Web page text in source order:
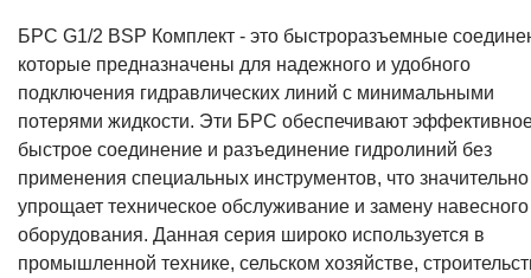
БРС G1/2 BSP Комплект - это быстроразъемные
которые предназначены для надежного и удобного
подключения гидравлических линий с минимальными
потерями жидкости. Эти БРС обеспечивают
быстрое соединение и разъединение гидролиний без
применения специальных инструментов, что значительно
упрощает техническое обслуживание и замену навесного
оборудования. Данная серия широко используется в
промышленной технике, сельском хозяйстве,